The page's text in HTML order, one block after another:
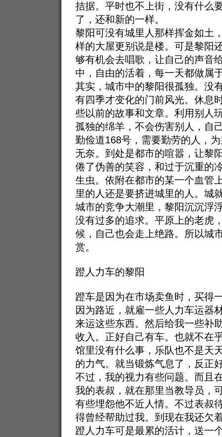
拮据。平时也不上街，没有什么
了，还和新的一样。
黎阳可没有城里人那样挥金如土
样的大屋更别说是楼。可是黎阳
够有机会去唱歌，让自己的声音
中，自由的活着，每一天都做属
其实，城市中的黎阳很孤独。没
有四季才变化的门前风光。休息
些以前的故事和文章。利用别人
孤独的绵羊，不会伤害别人，自
勤俭道168号，需要勤劳的人，
无奈。到处是都市的喧嚣，让黎
倦了伪善的笑容，和过于沉重的
生虫。依附在都市的某一个血管
里的人还是要挤进城里的人。城
城市的竞争大潮里，黎阳沉沉浮
没有过多的追求。平原上的老虎
候，自己也会走上绝路。所以城
赏。
蹬人力车的黎阳
蹬车是因为在市场卖鱼时，买得
因为路近，就雇一些人力车运器
来运这些东西。然后给我一些补
收入。正好自己有车。也就不在
馆里没有什么事，乐队也不是天
的力气。就当锻炼气息了，反正
不过，我的视力有些问题。而且
我的表叔，就在那里当教导员，
有些埋怨他不近人情。不过表叔
得曾经帮助过我。到现在我还欠
蹬人力车可是最累的活计，送一